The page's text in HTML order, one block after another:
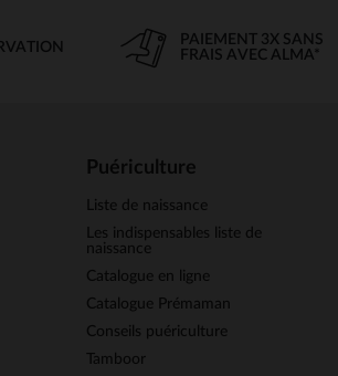
PAIEMENT 3X SANS
FRAIS AVEC ALMA*
Puériculture
Liste de naissance
Les indispensables liste de
naissance
Catalogue en ligne
Catalogue Prémaman
Conseils puériculture
Tamboor